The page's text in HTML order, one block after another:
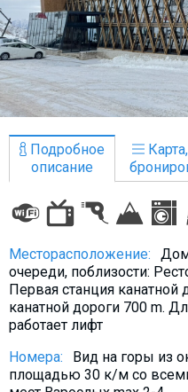
Подробное
описание
Месторасположение:
Дом
очереди, поблизости:
Первая станция канатной
канатной дороги 700 m.
работает лифт
Номера:
Вид на горы из
площадью 30 к/м со
Развлечения
Календарь
Квартиры
Коттеджи
Отели
Долгосрочная